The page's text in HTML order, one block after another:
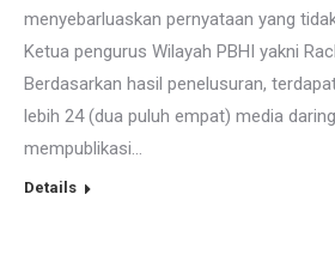
menyebarluaskan pernyataan yang
Ketua pengurus Wilayah PBHI yakni
Berdasarkan hasil penelusuran,
lebih 24 (dua puluh empat) media
mempublikasi…
Details